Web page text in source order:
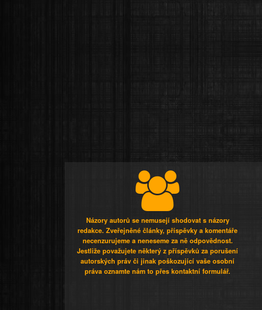
Názory autorů se nemusejí shodovat s názory
redakce. Zveřejněné články, příspěvky a komentáře
necenzurujeme a neneseme za ně odpovědnost.
Jestliže považujete některý z příspěvků za porušení
autorských práv či jinak poškozující vaše osobní
práva oznamte nám to přes kontaktní formulář.